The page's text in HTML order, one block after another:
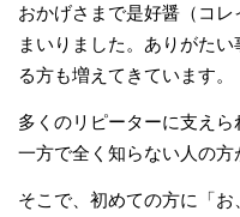
おかげさまで是好醤（コ
まいりました。ありがた
る方も増えてきています。
多くのリピーターに支えら
一方で全く知らない人の方
そこで、初めての方に「